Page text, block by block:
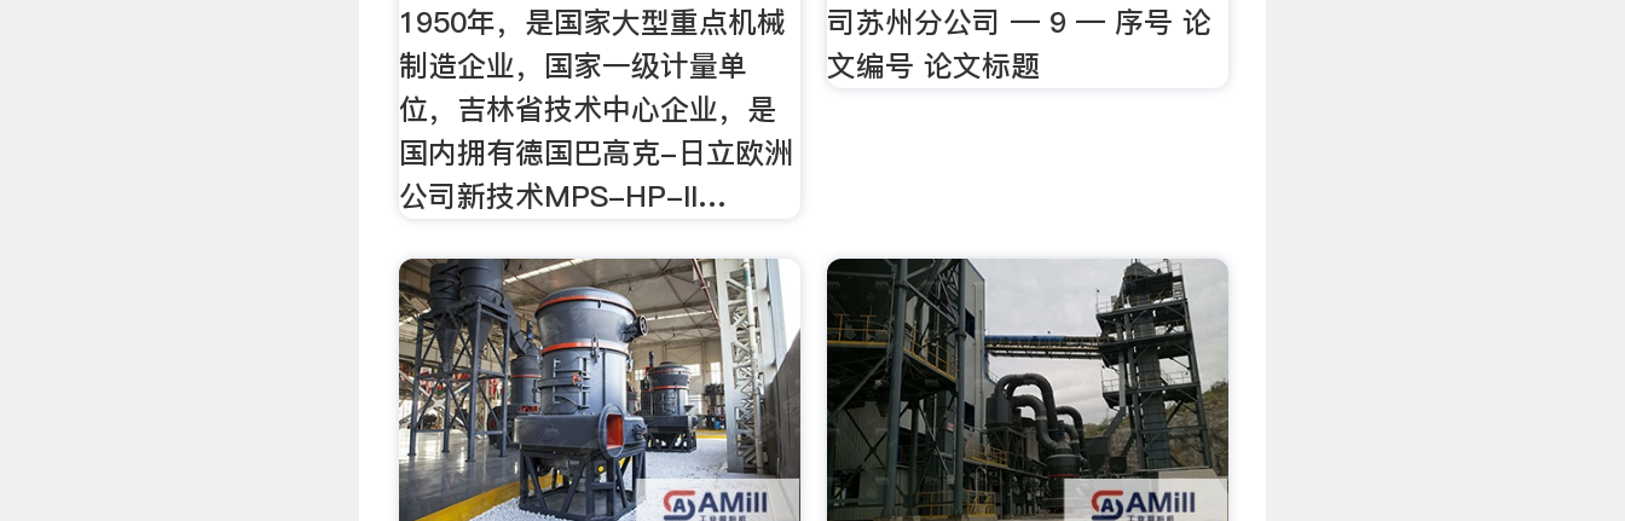
1950年，是国家大型重点机械
制造企业，国家一级计量单
位，吉林省技术中心企业，是
国内拥有德国巴高克-日立欧洲
公司新技术MPS-HP-II…
司苏州分公司 — 9 — 序号 论
文编号 论文标题